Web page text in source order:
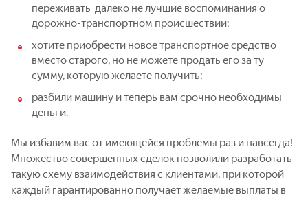
переживать далеко не лучшие воспоминания о
дорожно-транспортном происшествии;
хотите приобрести новое транспортное средство
вместо старого, но не можете продать его за ту
сумму, которую желаете получить;
разбили машину и теперь вам срочно необходимы
деньги.
Мы избавим вас от имеющейся проблемы раз и навсегда!
Множество совершенных сделок позволили разработать
такую схему взаимодействия с клиентами, при которой
каждый гарантированно получает желаемые выплаты в